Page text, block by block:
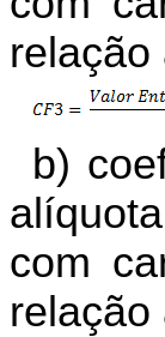
relação
b)
com
relação